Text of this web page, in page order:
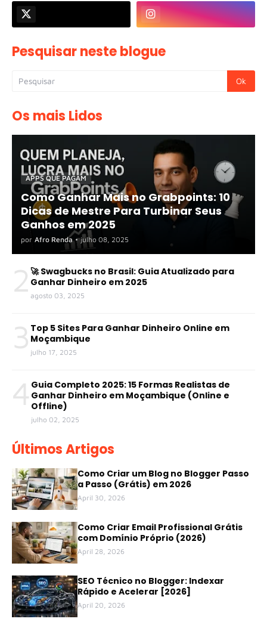
Pesquisar neste blogue
Os mais Lidos
APPS QUE PAGAM
Como Ganhar Mais no Grabpoints: 10
Dicas de Mestre Para Turbinar Seus
Ganhos em 2025
por Afro Renda • julho 08, 2025
2 🚀 Swagbucks no Brasil: Guia Atualizado para
Ganhar Dinheiro em 2025
agosto 03, 2025
3 Top 5 Sites Para Ganhar Dinheiro Online em
Moçambique
julho 17, 2025
4 Guia Completo 2025: 15 Formas Realistas de
Ganhar Dinheiro em Moçambique (Online e
Offline)
julho 02, 2025
Últimos Artigos
Como Criar um Blog no Blogger Passo
a Passo (Grátis) em 2026
April 30, 2026
Como Criar Email Profissional Grátis
com Domínio Próprio (2026)
April 28, 2026
SEO Técnico no Blogger: Indexar
Rápido e Acelerar [2026]
April 20, 2026